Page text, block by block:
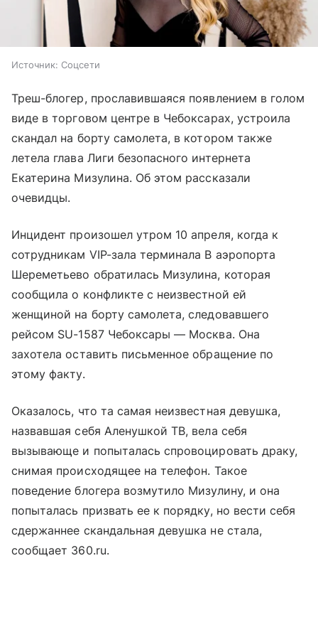
Источник: Соцсети
Треш-блогер, прославившаяся появлением в голом
виде в торговом центре в Чебоксарах, устроила
скандал на борту самолета, в котором также
летела глава Лиги безопасного интернета
Екатерина Мизулина. Об этом рассказали
очевидцы.
Инцидент произошел утром 10 апреля, когда к
сотрудникам VIP-зала терминала В аэропорта
Шереметьево обратилась Мизулина, которая
сообщила о конфликте с неизвестной ей
женщиной на борту самолета, следовавшего
рейсом SU-1587 Чебоксары — Москва. Она
захотела оставить письменное обращение по
этому факту.
Оказалось, что та самая неизвестная девушка,
назвавшая себя Аленушкой ТВ, вела себя
вызывающе и попыталась спровоцировать драку,
снимая происходящее на телефон. Такое
поведение блогера возмутило Мизулину, и она
попыталась призвать ее к порядку, но вести себя
сдержаннее скандальная девушка не стала,
сообщает 360.ru.